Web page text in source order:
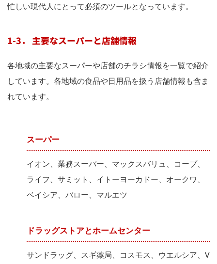
忙しい現代人にとって必須のツールとなっています。
1-3． 主要なスーパーと店舗情報
各地域の主要なスーパーや店舗のチラシ情報を一覧で紹介
しています。各地域の食品や日用品を扱う店舗情報も含ま
れています。
スーパー
イオン、業務スーパー、マックスバリュ、コープ、
ライフ、サミット、イトーヨーカドー、オークワ、
ベイシア、バロー、マルエツ
ドラッグストアとホームセンター
サンドラッグ、スギ薬局、コスモス、ウエルシア、V